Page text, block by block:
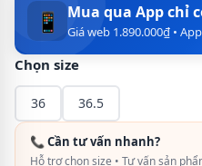
📱 Mua qua App chỉ
Giá web 1.890.000₫ •
Chọn size
36 36.5
📞 Cần tư vấn nhanh?
Hỗ trợ chọn size • Tư vấn sản